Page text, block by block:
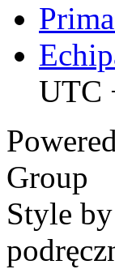
UTC
Group
Style by